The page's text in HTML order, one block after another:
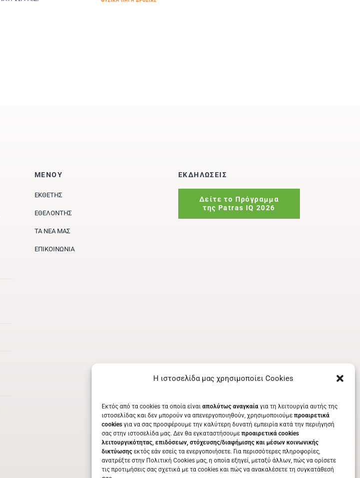
Η ιστοσελίδα μας χρησιμοποίει Cookies
Εκτός από τα cookies τα οποία είναι απολύτως αναγκαία για τη λειτουργία αυτής της
ιστοσελίδας και δεν μπορούν να απενεργοποιηθούν, χρησιμοποιούμε προαιρετικά
cookies για να σας προσφέρουμε την καλύτερη δυνατή εμπειρία κατά την περιήγησή
σας στην ιστοσελίδα μας. Δεν θα εγκαταστήσουμε προαιρετικά cookies
λειτουργικότητας, επιδόσεων, στόχευσης/διαφήμισης και μέσων κοινωνικής
δικτύωσης εκτός εάν εσείς τα ενεργοποιήσετε. Για περισσότερες πληροφορίες,
ανατρέξτε στην Πολιτική Cookies μας, η οποία εξηγεί, μεταξύ άλλων, πώς να ορίσετε
τις προτιμήσεις σας σχετικά με τα cookies και πώς να ανακαλέσετε τη συγκατάθεσή
ΜΕΝΟΥ
ΕΚΘΈΤΗΣ
ΕΘΕΛΟΝΤΉΣ
ΤΑ ΝΈΑ ΜΑΣ
ΕΠΙΚΟΙΝΩΝΊΑ
ΕΚΔΗΛΩΣΕΙΣ
Δείτε το Πρόγραμμα
της Patras IQ 2026